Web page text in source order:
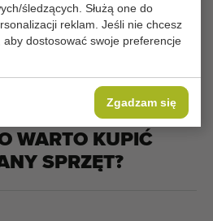
śledzących. Służą one do
reklam. Jeśli nie chcesz
dostosować swoje preferencje
Zgadzam się
plików cookie, aby uzyskać
do tej części.
PLIKÓW COOKIE
WARTO KUPIĆ
SPRZĘT?